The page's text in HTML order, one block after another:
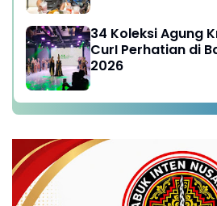
34 Koleksi Agung
CurI Perhatian di
2026